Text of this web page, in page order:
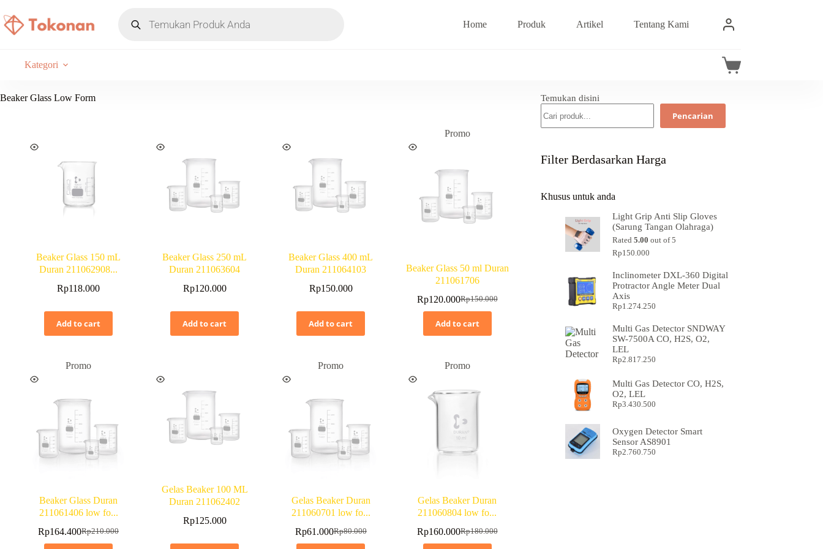
Home Produk Artikel Tentang Kami
Kategori
Beaker Glass Low Form
Beaker Glass 150 mL
Duran 211062908...
Rp118.000
Add to cart
Beaker Glass 250 mL
Duran 211063604
Rp120.000
Add to cart
Beaker Glass 400 mL
Duran 211064103
Rp150.000
Add to cart
Promo
Beaker Glass 50 ml Duran
211061706
Rp150.000
Rp120.000
Add to cart
Promo
Beaker Glass Duran
211061406 low fo...
Rp210.000
Rp164.400
Gelas Beaker 100 ML
Duran 211062402
Rp125.000
Promo
Gelas Beaker Duran
211060701 low fo...
Rp80.000
Rp61.000
Promo
Gelas Beaker Duran
211060804 low fo...
Rp180.000
Rp160.000
Temukan disini
Pencarian
Filter Berdasarkan Harga
Khusus untuk anda
Light Grip Anti Slip Gloves
(Sarung Tangan Olahraga)
Rated5.00 out of 5
Rp150.000
Inclinometer DXL-360 Digital
Protractor Angle Meter Dual
Axis
Rp1.274.250
Multi Gas Detector SNDWAY
SW-7500A CO, H2S, O2,
LEL
Rp2.817.250
Multi Gas Detector CO, H2S,
O2, LEL
Rp3.430.500
Oxygen Detector Smart
Sensor AS8901
Rp2.760.750